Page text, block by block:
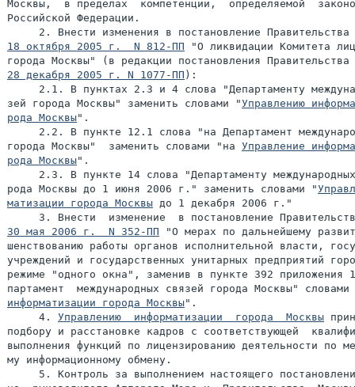
Москвы,  в пределах  компетенции,  определяемой
Российской Федерации.
18 октября 2005 г.  N 812-ПП "О ликвидации Комитета
28 декабря 2005 г. N 1077-ПП ):
2.1. В пунктах 2.3 и 4 слова "Департаменту
зей города Москвы" заменить словами "Управлению
рода Москвы".
2.2. В пункте 12.1 слова "на Департамент
города Москвы"  заменить словами "на Управление
рода Москвы".
2.3. В пункте 14 слова "Департаменту
рода Москвы до 1 июня 2006 г." заменить словами "
матизации города Москвы до 1 декабря 2006 г."
30 мая 2006 г.  N 352-ПП "О мерах по дальнейшему
шенствованию работы органов исполнительной власти,
учреждений и государственных унитарных предприятий
режиме "одного окна", заменив в пункте 392 приложения
партамент  международных связей города Москвы"
информатизации города Москвы".
     4.
Управлению  информатизации  города  Москвы
подбору и расстановке кадров с соответствующей
выполнения функций по лицензированию деятельности по
му информационному обмену.
5. Контроль за выполнением настоящего